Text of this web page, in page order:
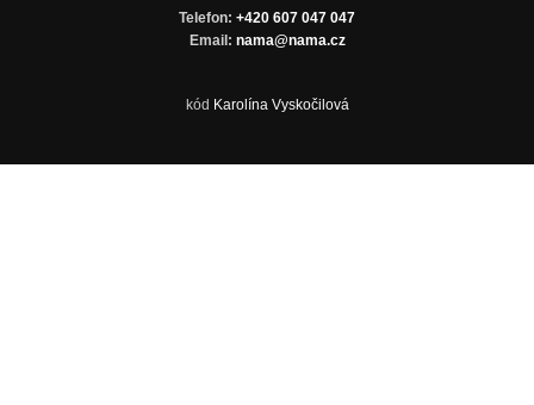
Telefon: +420 607 047 047
Email: nama@nama.cz
kód Karolína Vyskočilová